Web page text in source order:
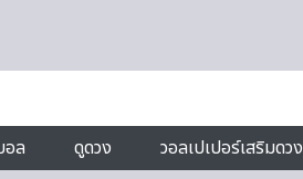
ล ดูดวง วอลเปเปอร์เสริมดวง